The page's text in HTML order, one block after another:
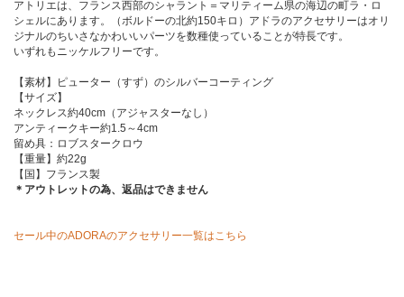
アトリエは、フランス西部のシャラント＝マリティーム県の海辺の町ラ・ロ
シェルにあります。（ボルドーの北約150キロ）アドラのアクセサリーはオリ
ジナルのちいさなかわいいパーツを数種使っていることが特長です。
いずれもニッケルフリーです。
【素材】ピューター（すず）のシルバーコーティング
【サイズ】
ネックレス約40cm（アジャスターなし）
アンティークキー約1.5～4cm
留め具：ロブスタークロウ
【重量】約22g
【国】フランス製
＊アウトレットの為、返品はできません
セール中のADORAのアクセサリー一覧はこちら